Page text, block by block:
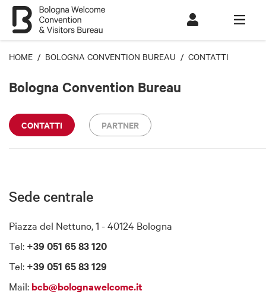
HOME / BOLOGNA CONVENTION BUREAU / CONTATTI
Bologna Convention Bureau
CONTATTI PARTNER
Sede centrale
Piazza del Nettuno, 1 - 40124 Bologna
Tel: +39 051 65 83 120
Tel: +39 051 65 83 129
Mail: bcb@bolognawelcome.it